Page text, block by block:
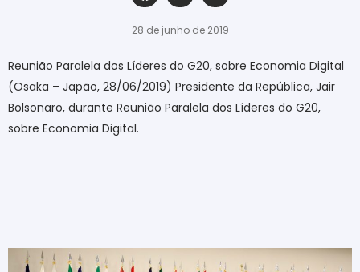
28 de junho de 2019
Reunião Paralela dos Líderes do G20, sobre Economia Digital
(Osaka – Japão, 28/06/2019) Presidente da República, Jair
Bolsonaro, durante Reunião Paralela dos Líderes do G20,
sobre Economia Digital.